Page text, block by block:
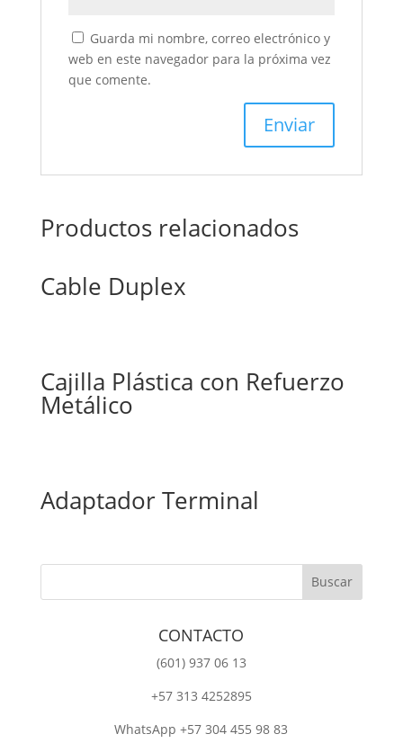
Guarda mi nombre, correo electrónico y
web en este navegador para la próxima vez
que comente.
Productos relacionados
Cable Duplex
Cajilla Plástica con Refuerzo
Metálico
Adaptador Terminal
CONTACTO
‎(601) 937 06 13
‎+57 313 4252895
WhatsApp +57 304 455 98 83